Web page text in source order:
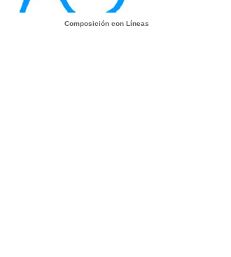
Composición con Líneas